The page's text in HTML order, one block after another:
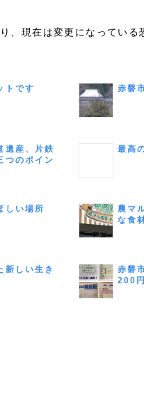
、現在は変更になっている
トです 赤磐
遺産、片鉄
つのポイン
最高
しい場所
農マ
な食
新しい生き
赤磐
200